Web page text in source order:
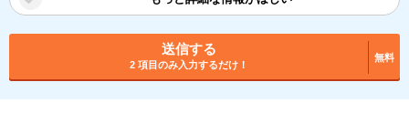
送信する
2 項目のみ入力するだけ！
無料